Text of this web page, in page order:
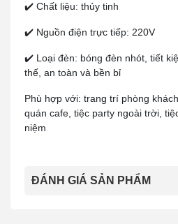
✔️ Chất liệu: thủy tinh
✔️ Nguồn điện trực tiếp: 220V
✔️ Loại đèn: bóng đèn nhót, tiết
thế, an toàn và bền bỉ
Phù hợp với: trang trí phòng
quán cafe, tiệc party ngoài trời,
niệm
ĐÁNH GIÁ SẢN PHẨM